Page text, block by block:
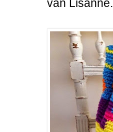
van Lisanne.